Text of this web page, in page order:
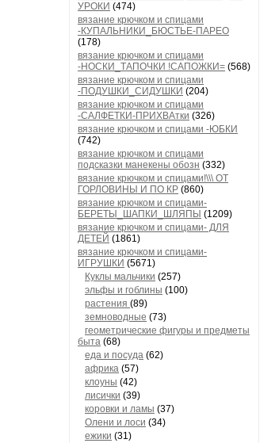
УРОКИ (474)
вязание крючком и спицами
-КУПАЛЬНИКИ_БЮСТЬЕ-ПАРЕО
(178)
вязание крючком и спицами
-НОСКИ_ТАПОЧКИ !САПОЖКИ= (568)
вязание крючком и спицами
-ПОДУШКИ_СИДУШКИ (204)
вязание крючком и спицами
-САЛФЕТКИ-ПРИХВАтки (326)
вязание крючком и спицами -ЮБКИ
(742)
вязание крючком и спицами
подсказки манекены обозн (332)
вязание крючком и спицами!\\\ ОТ
ГОРЛОВИНЫ И ПО КР (860)
вязание крючком и спицами-
БЕРЕТЫ_ШАПКИ_ШЛЯПЫ (1209)
вязание крючком и спицами- ДЛЯ
ДЕТЕЙ (1861)
вязание крючком и спицами-
ИГРУШКИ (5671)
Куклы мальчики (257)
эльфы и гоблины (100)
растения (89)
земноводные (73)
геометрические фигуры и предметы
быта (68)
еда и посуда (62)
африка (57)
клоуны (42)
лисички (39)
коровки и ламы (37)
Олени и лоси (34)
ежики (31)